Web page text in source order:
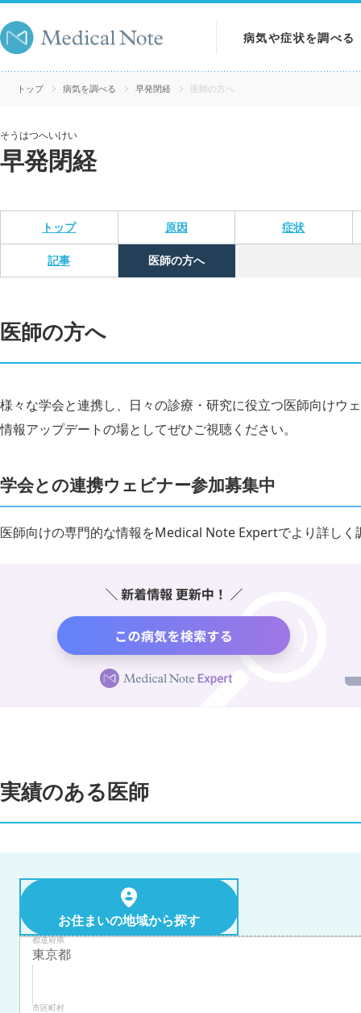
病気や症状を調べる
病気を調べる
トップ 病気を調べる 早発閉経 医師の方へ
そうはつへいけい
早発閉経
トップ 原因 症状
記事 医師の方へ
医師の方へ
様々な学会と連携し、日々の診療・研究に役立つ医師向けウ
情報アップデートの場としてぜひご視聴ください。
学会との連携ウェビナー参加募集中
医師向けの専門的な情報をMedical Note Expertでより詳しく
実績のある医師
お住まいの地域から探す
都道府県
市区町村